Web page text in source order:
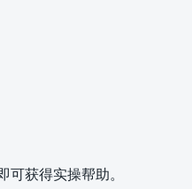
获得实操帮助。